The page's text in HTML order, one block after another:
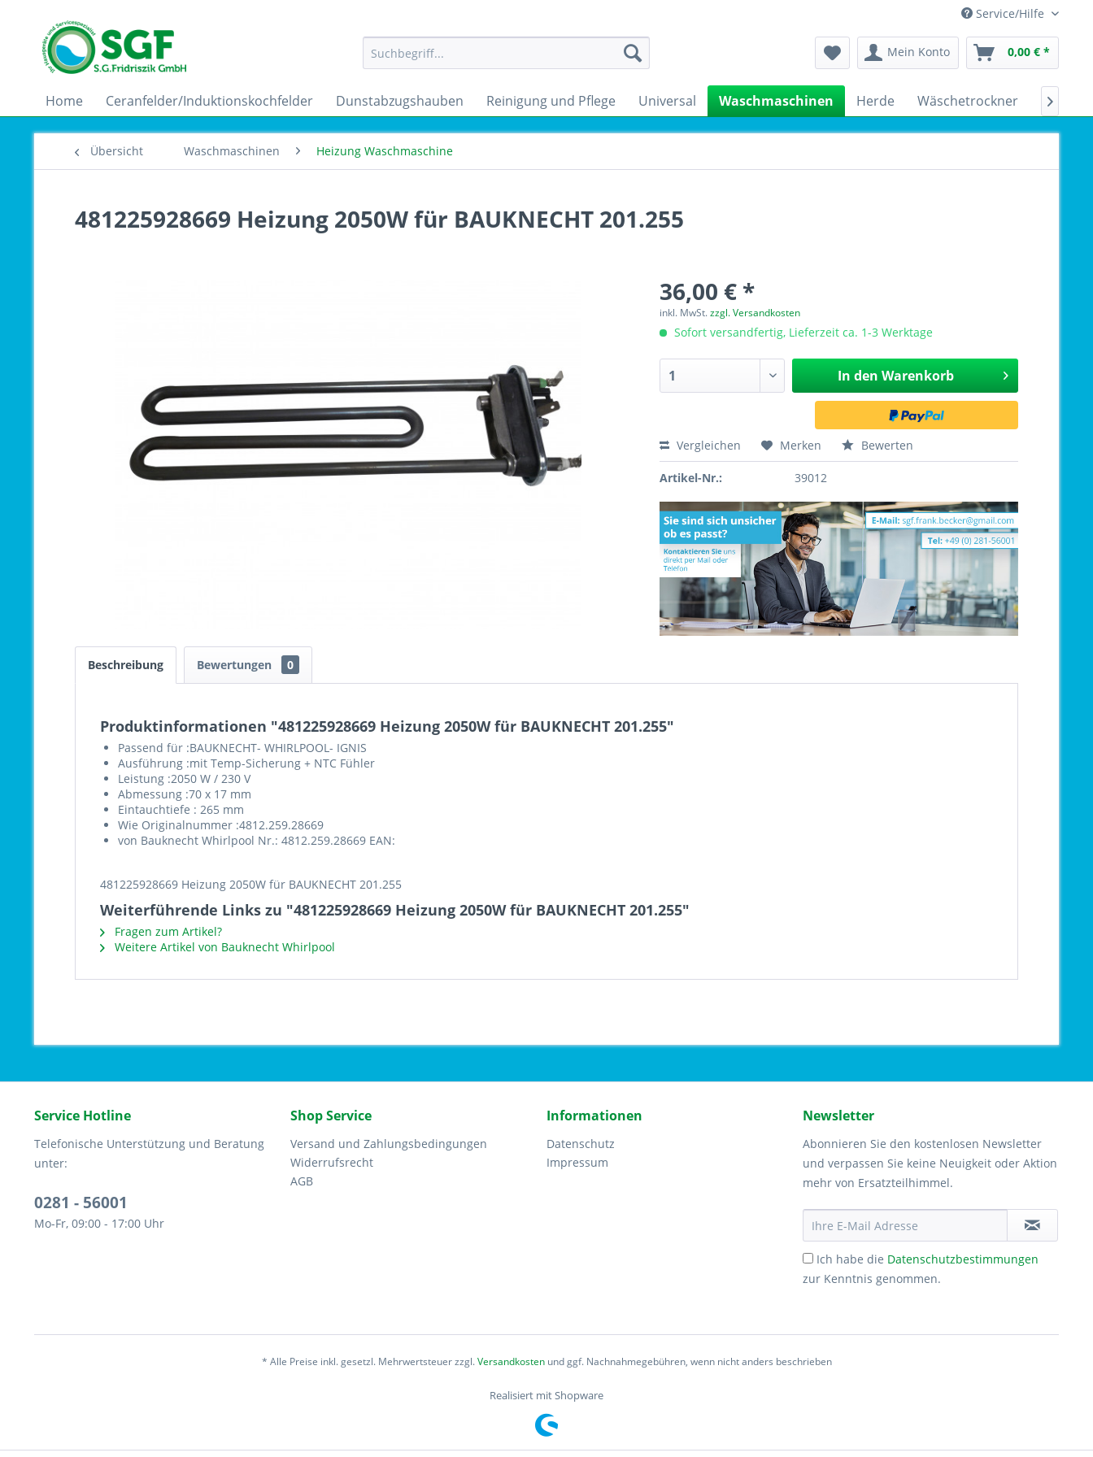
Service/Hilfe
Mein Konto 0,00 € *
Home Ceranfelder/Induktionskochfelder Dunstabzugshauben Reinigung und Pflege Universal Waschmaschinen Herde Wäschetrockner 
Übersicht Waschmaschinen Heizung Waschmaschine
481225928669 Heizung 2050W für BAUKNECHT 201.255
36,00 € *
inkl. MwSt.zzgl. Versandkosten
Sofort versandfertig, Lieferzeit ca. 1-3 Werktage
In den Warenkorb
Vergleichen Merken Bewerten
Artikel-Nr.: 39012
Beschreibung Bewertungen 0
Produktinformationen "481225928669 Heizung 2050W für BAUKNECHT 201.255"
Passend für :BAUKNECHT- WHIRLPOOL- IGNIS
Ausführung :mit Temp-Sicherung + NTC Fühler
Leistung :2050 W / 230 V
Abmessung :70 x 17 mm
Eintauchtiefe : 265 mm
Wie Originalnummer :4812.259.28669
von Bauknecht Whirlpool Nr.: 4812.259.28669 EAN:
481225928669 Heizung 2050W für BAUKNECHT 201.255
Weiterführende Links zu "481225928669 Heizung 2050W für BAUKNECHT 201.255"
Fragen zum Artikel?
Weitere Artikel von Bauknecht Whirlpool
Service Hotline
Telefonische Unterstützung und Beratung
unter:
0281 - 56001
Mo-Fr, 09:00 - 17:00 Uhr
Shop Service
Versand und Zahlungsbedingungen
Widerrufsrecht
AGB
Informationen
Datenschutz
Impressum
Newsletter
Abonnieren Sie den kostenlosen Newsletter
und verpassen Sie keine Neuigkeit oder Aktion
mehr von Ersatzteilhimmel.
Ich habe die Datenschutzbestimmungen
zur Kenntnis genommen.
* Alle Preise inkl. gesetzl. Mehrwertsteuer zzgl.Versandkostenund ggf. Nachnahmegebühren, wenn nicht anders beschrieben
Realisiert mit Shopware